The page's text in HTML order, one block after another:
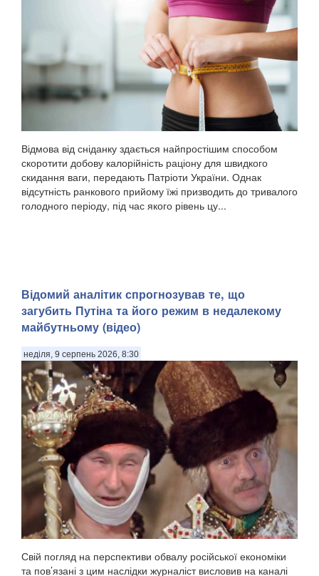
Відмова від сніданку здається найпростішим способом
скоротити добову калорійність раціону для швидкого
скидання ваги, передають Патріоти України. Однак
відсутність ранкового прийому їжі призводить до тривалого
голодного періоду, під час якого рівень цу...
​Відомий аналітик спрогнозував те, що
загубить Путіна та його режим в недалекому
майбутньому (відео)
неділя, 9 серпень 2026, 8:30
Свій погляд на перспективи обвалу російської економіки
та пов’язані з цим наслідки журналіст висловив на каналі